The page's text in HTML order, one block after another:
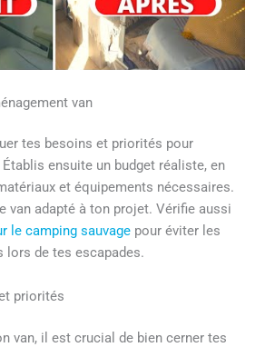
van
tes besoins et priorités pour
Établis ensuite un budget réaliste, en
et équipements nécessaires.
van adapté à ton projet. Vérifie aussi
le camping sauvage pour éviter les
lors de tes escapades.
priorités
van, il est crucial de bien cerner tes